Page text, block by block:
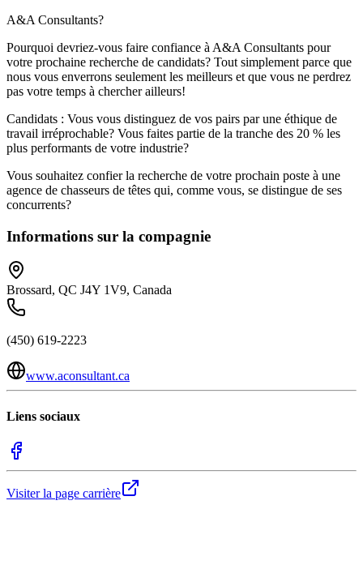
A&A Consultants?
Pourquoi devriez-vous faire confiance à A&A Consultants pour
votre prochaine recherche de candidats? Tout simplement parce que
nous vous enverrons seulement les meilleurs et que vous ne perdrez
pas votre temps à chercher ailleurs!
Candidats : Vous vous distinguez de vos pairs par une éthique de
travail irréprochable? Vous faites partie de la tranche des 20 % les
plus performants de votre industrie?
Vous souhaitez confier la recherche de votre prochain poste à une
agence de chasseurs de têtes qui, comme vous, se distingue de ses
concurrents?
Informations sur la compagnie
Brossard, QC J4Y 1V9, Canada
(450) 619-2223
www.aconsultant.ca
Liens sociaux
Visiter la page carrière